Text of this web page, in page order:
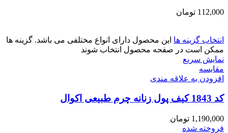
112,000 تومان
انتخاب گزینه ها این محصول دارای انواع مختلفی می باشد. گزینه ها
ممکن است در صفحه محصول انتخاب شوند
نمایش سریع
مقايسه
افزودن به علاقه مندی
کد 1843 کیف پول زنانه چرم طبیعی اکوال
1,190,000 تومان
فروخته شده